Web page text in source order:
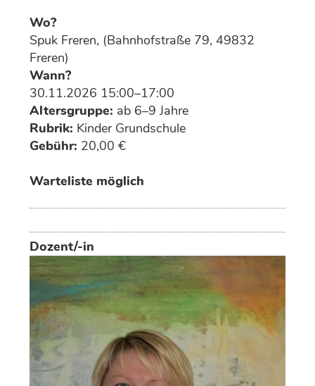
Wo?
Spuk Freren, (Bahnhofstraße 79, 49832
Freren)
Wann?
30.11.2026 15:00–17:00
Altersgruppe: ab 6–9 Jahre
Rubrik: Kinder Grundschule
Gebühr: 20,00 €
Warteliste möglich
Dozent/-in